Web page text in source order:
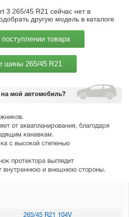
на мой автомобиль?
от аквапланирования, благодаря
канавкам.
с высокой степенью
протектора выглядит
внутреннюю и внешнюю стороны.
3 265/45 R21 сейчас нет в
другую модель в каталоге
товара
шины 265/45 R21
265/45 R21 104V